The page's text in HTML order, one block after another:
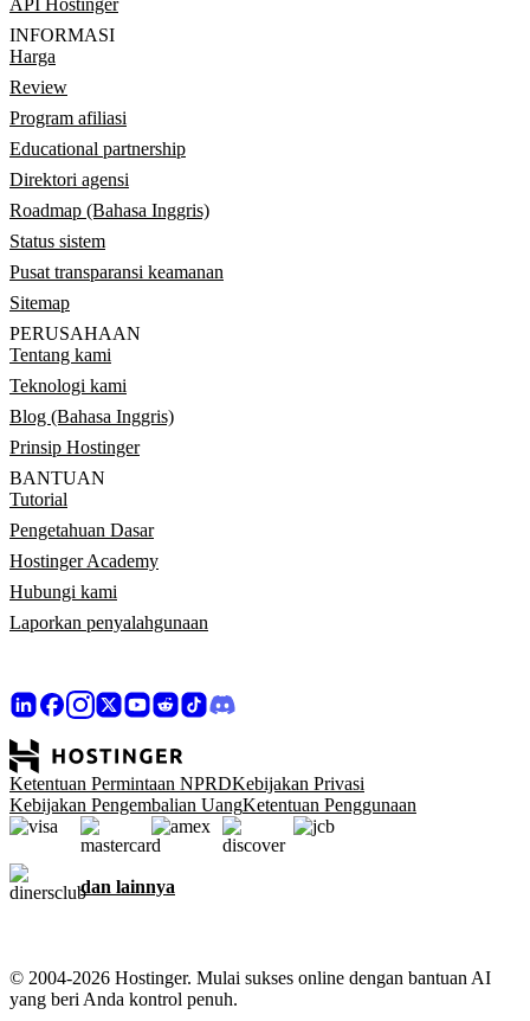
API Hostinger
INFORMASI
Harga
Review
Program afiliasi
Educational partnership
Direktori agensi
Roadmap (Bahasa Inggris)
Status sistem
Pusat transparansi keamanan
Sitemap
PERUSAHAAN
Tentang kami
Teknologi kami
Blog (Bahasa Inggris)
Prinsip Hostinger
BANTUAN
Tutorial
Pengetahuan Dasar
Hostinger Academy
Hubungi kami
Laporkan penyalahgunaan
Ketentuan Permintaan NPRDKebijakan Privasi
Kebijakan Pengembalian UangKetentuan Penggunaan
dan lainnya
© 2004-2026 Hostinger. Mulai sukses online dengan bantuan AI
yang beri Anda kontrol penuh.